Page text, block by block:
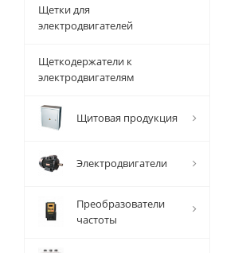
Щетки для
электродвигателей
Щеткодержатели к
электродвигателям
Щитовая продукция
Электродвигатели
Преобразователи
частоты